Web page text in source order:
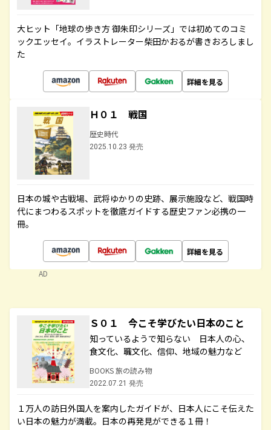
大ヒット「地球の歩き方 御朱印シリーズ」では初めてのコミ
ックエッセイ。イラストレーター柴田かおるが書きおろしまし
た
詳細を見る
Ｈ０１ 戦国
歴史時代
2025.10.23 発売
日本の城や古戦場、武将ゆかりの史跡、展示施設など、戦国時
代にまつわるスポットを徹底ガイドする歴史ファン必携の一
冊。
詳細を見る
AD
Ｓ０１ 今こそ学びたい日本のこと
知っているようで知らない 日本人の心、
食文化、職文化、信仰、地域の魅力など
BOOKS 旅の読み物
2022.07.21 発売
１万人の訪日外国人を案内したガイドが、日本人にこそ伝えた
い日本の魅力が満載。日本の再発見ができる１冊！